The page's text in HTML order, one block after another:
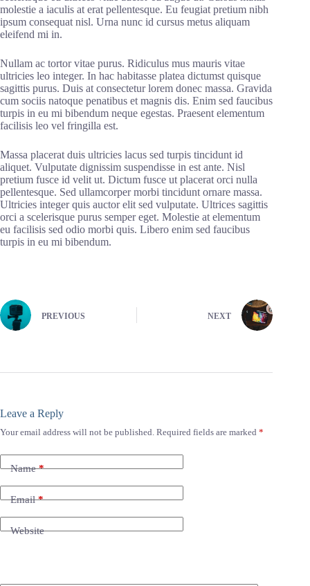
molestie a iaculis at erat pellentesque. Eu feugiat pretium nibh
ipsum consequat nisl. Urna nunc id cursus metus aliquam
eleifend mi in.
Nullam ac tortor vitae purus. Ridiculus mus mauris vitae
ultricies leo integer. In hac habitasse platea dictumst quisque
sagittis purus. Duis at consectetur lorem donec massa. Gravida
cum sociis natoque penatibus et magnis dis. Enim sed faucibus
turpis in eu mi bibendum neque egestas. Praesent elementum
facilisis leo vel fringilla est.
Massa placerat duis ultricies lacus sed turpis tincidunt id
aliquet. Vulputate dignissim suspendisse in est ante. Nisl
pretium fusce id velit ut. Dictum fusce ut placerat orci nulla
pellentesque. Sed ullamcorper morbi tincidunt ornare massa.
Ultricies integer quis auctor elit sed vulputate. Ultrices sagittis
orci a scelerisque purus semper eget. Molestie at elementum
eu facilisis sed odio morbi quis. Libero enim sed faucibus
turpis in eu mi bibendum.
PREVIOUS NEXT
Leave a Reply
Your email address will not be published. Required fields are marked *
Name*
Email*
Website